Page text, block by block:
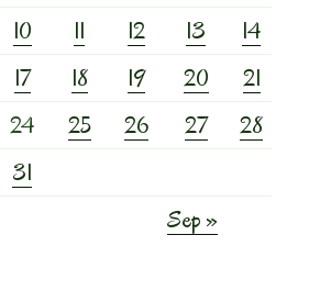
10 11 12 13
14
17 18 19 20
21
24 25 26 27
28
31
Sep »